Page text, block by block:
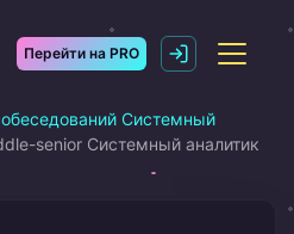
Перейти на PRO
Системный
senior Системный аналитик